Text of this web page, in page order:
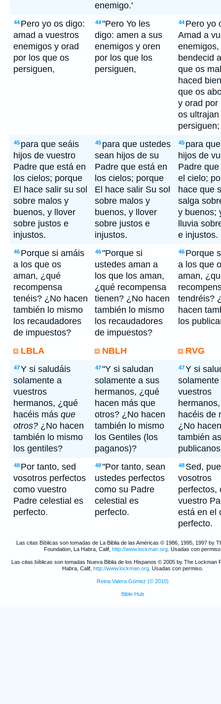
enemigo.'
44 Pero yo os digo:
amad a vuestros
enemigos y orad
por los que os
persiguen,
44"Pero Yo les
digo: amen a sus
enemigos y oren
por los que los
persiguen,
44 Pero yo
Amad a
enemigos,
bendecid
que os
haced
que os
y orad por
os ultrajan
persiguen;
45 para que seáis
hijos de vuestro
Padre que está en
los cielos; porque
El hace salir su sol
sobre malos y
buenos, y llover
sobre justos e
injustos.
45 para que ustedes
sean hijos de su
Padre que está en
los cielos; porque
El hace salir Su sol
sobre malos y
buenos, y llover
sobre justos e
injustos.
45 para
hijos de
Padre
el cielo;
hace que
salga
y buenos;
lluvia
e injustos.
46 Porque si amáis
a los que os
aman, ¿qué
recompensa
tenéis? ¿No hacen
también lo mismo
los recaudadores
de impuestos?
46"Porque si
ustedes aman a
los que los aman,
¿qué recompensa
tienen? ¿No hacen
también lo mismo
los recaudadores
de impuestos?
46 Porque
a los que
aman,
tendréis?
hacen
los
LBLA NBLH RVG
47Y si saludáis
solamente a
vuestros
hermanos, ¿qué
hacéis más que
otros? ¿No hacen
también lo mismo
los gentiles?
47"Y si saludan
solamente a sus
hermanos, ¿qué
hacen más que
otros? ¿No hacen
también lo mismo
los Gentiles (los
paganos)?
47Y si
solamente
vuestros
hacéis de
¿No hacen
también
48 Por tanto, sed
vosotros perfectos
como vuestro
Padre celestial es
perfecto.
48"Por tanto, sean
ustedes perfectos
como su Padre
celestial es
perfecto.
48 Sed,
vosotros
perfectos,
vuestro
está en el
perfecto.
Las citas Bíblicas son tomadas de La Biblia de las Américas © 1986, 1995, 1997 by
Foundation, La Habra, Calif, http://www.lockman.org. Usadas con
Las citas bíblicas son tomadas Nueva Biblia de los Hispanos © 2005 by The Lockman
Habra, Calif, http://www.lockman.org . Usadas con permiso.
Reina Valera Gómez (© 2010)
Bible Hub